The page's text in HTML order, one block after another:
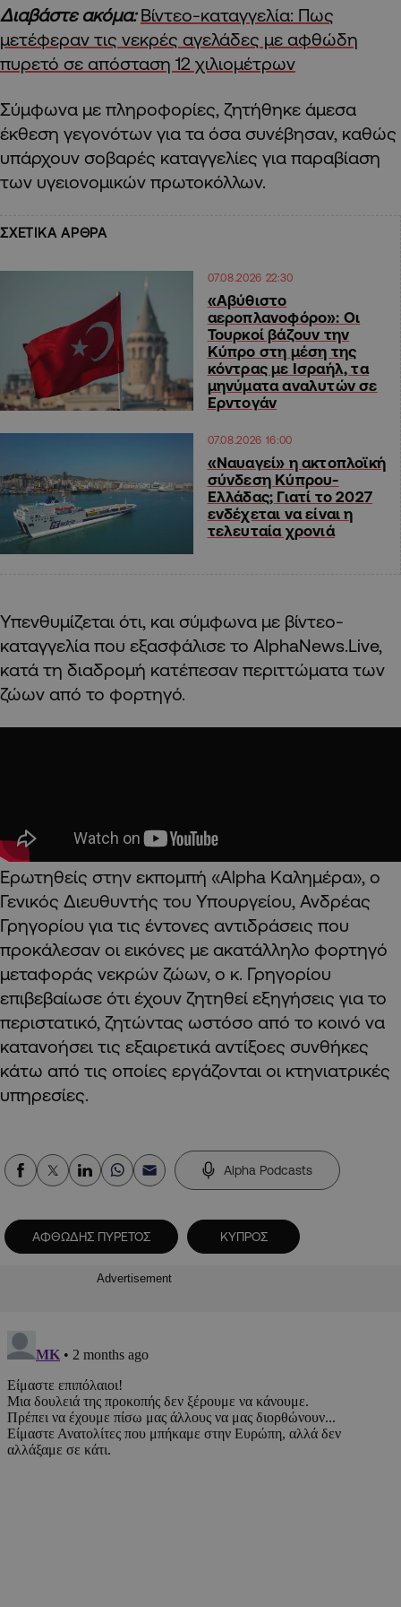
Διαβάστε ακόμα: Βίντεο-καταγγελία: Πως
μετέφεραν τις νεκρές αγελάδες με αφθώδη
πυρετό σε απόσταση 12 χιλιομέτρων
Σύμφωνα με πληροφορίες, ζητήθηκε άμεσα
έκθεση γεγονότων για τα όσα συνέβησαν, καθώς
υπάρχουν σοβαρές καταγγελίες για παραβίαση
των υγειονομικών πρωτοκόλλων.
ΣΧΕΤΙΚΑ ΑΡΘΡΑ
07.08.2026 22:30
«Αβύθιστο
αεροπλανοφόρο»: Οι
Τουρκοί βάζουν την
Κύπρο στη μέση της
κόντρας με Ισραήλ, τα
μηνύματα αναλυτών σε
Ερντογάν
07.08.2026 16:00
«Ναυαγεί» η ακτοπλοϊκή
σύνδεση Κύπρου-
Ελλάδας; Γιατί το 2027
ενδέχεται να είναι η
τελευταία χρονιά
Υπενθυμίζεται ότι, και σύμφωνα με βίντεο-
καταγγελία που εξασφάλισε το AlphaNews.Live,
κατά τη διαδρομή κατέπεσαν περιττώματα των
ζώων από το φορτηγό.
Ερωτηθείς στην εκπομπή «Alpha Καλημέρα», ο
Γενικός Διευθυντής του Υπουργείου, Ανδρέας
Γρηγορίου για τις έντονες αντιδράσεις που
προκάλεσαν οι εικόνες με ακατάλληλο φορτηγό
μεταφοράς νεκρών ζώων, ο κ. Γρηγορίου
επιβεβαίωσε ότι έχουν ζητηθεί εξηγήσεις για το
περιστατικό, ζητώντας ωστόσο από το κοινό να
κατανοήσει τις εξαιρετικά αντίξοες συνθήκες
κάτω από τις οποίες εργάζονται οι κτηνιατρικές
υπηρεσίες.
Alpha Podcasts
ΑΦΘΩΔΗΣ ΠΥΡΕΤΟΣ ΚΥΠΡΟΣ
Advertisement